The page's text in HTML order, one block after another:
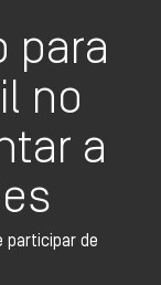
para
no
a
participar de